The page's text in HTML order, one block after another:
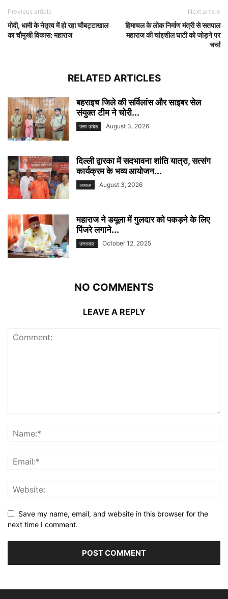
Previous article
मोदी, धामी के नेतृत्व में हो रहा चौबट्टाखाल
का चौमुखी विकास: महाराज
Next article
हिमाचल के लोक निर्माण मंत्री से सतपाल
महाराज की चांइशील घाटी को जोड़ने पर
चर्चा
RELATED ARTICLES
बहराइच जिले की सर्विलांस और साइबर सेल
संयुक्त टीम ने चोरी...
उत्तर प्रदेश August 3, 2026
दिल्ली द्वारका में सदभावना शांति यात्रा, सत्संग
कार्यक्रम के भव्य आयोजन...
अध्यात्म August 3, 2026
महाराज ने डयूला में गुलदार को पकड़ने के लिए
पिंजरे लगाने...
उत्तराखंड October 12, 2025
NO COMMENTS
LEAVE A REPLY
Save my name, email, and website in this browser for the
next time I comment.